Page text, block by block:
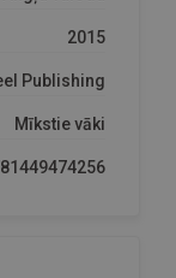
2015
Publishing
Mīkstie vāki